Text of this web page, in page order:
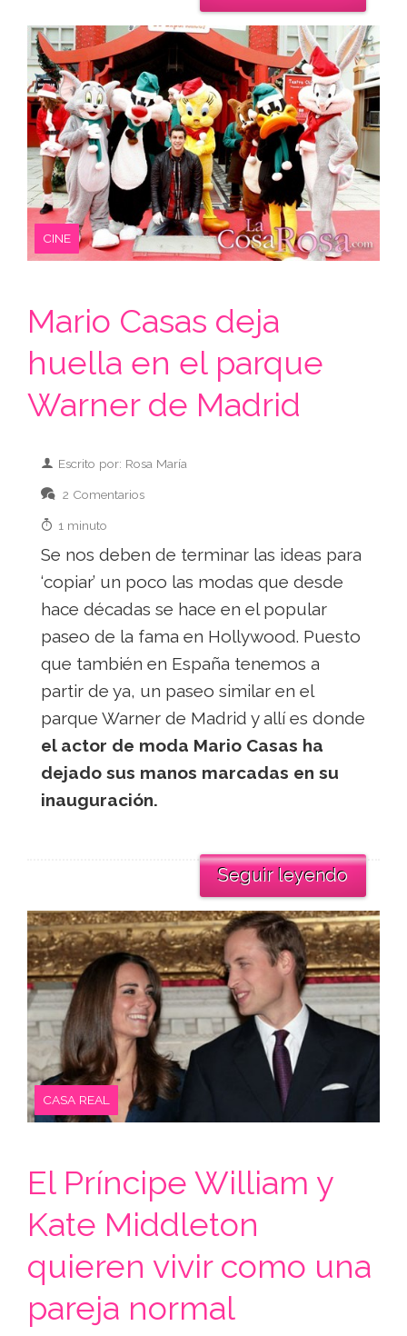
CINE
Mario Casas deja
huella en el parque
Warner de Madrid
Escrito por: Rosa María
2 Comentarios
1 minuto
Se nos deben de terminar las ideas para
‘copiar’ un poco las modas que desde
hace décadas se hace en el popular
paseo de la fama en Hollywood. Puesto
que también en España tenemos a
partir de ya, un paseo similar en el
parque Warner de Madrid y allí es donde
el actor de moda Mario Casas ha
dejado sus manos marcadas en su
inauguración.
Seguir leyendo
CASA REAL
El Príncipe William y
Kate Middleton
quieren vivir como una
pareja normal